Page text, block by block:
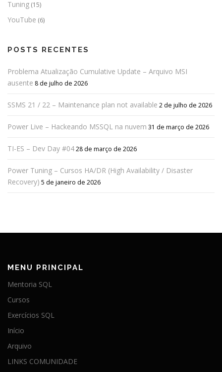
Tuning (15)
YouTube (6)
POSTS RECENTES
Problema Atualização Cumulative Update – Arquivo MSI
ausente 8 de julho de 2026
SSMS 21 / 22 – Maintenance plan not available 2 de julho de 2026
Power Live – Hackeando MSSQL na nuvem 31 de março de 2026
TI-ES – Dev Day #0428 de março de 2026
Power Tuning – Cursos HA/DR (High Availability / Disaster
Recovery) 5 de janeiro de 2026
MENU PRINCIPAL
Mentoria SQL
Cursos
Exercícios SQL
Início
Arquivo
LINKS COMUNIDADE